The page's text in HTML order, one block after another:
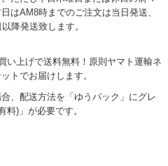
はAM8時までのご注文は当日発送、
降発送致します。
い上げで送料無料！原則ヤマト運輸ネ
トでお届けします。
、配送方法を「ゆうパック」にグレ
料)」が必要です。